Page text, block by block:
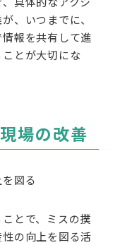
、いつまでに、
報を共有して進
とが大切にな
場の改善
図る
とで、ミスの撲
の向上を図る活